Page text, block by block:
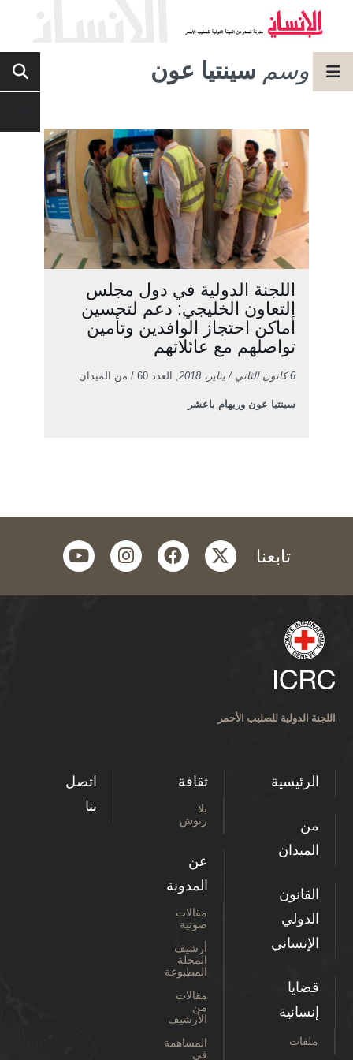
وسم سينتيا عون
اللجنة الدولية في دول مجلس
التعاون الخليجي: دعم لتحسين
أماكن احتجاز الوافدين وتأمين
تواصلهم مع عائلاتهم
6 كانون الثاني / يناير، 2018 , العدد 60 / من الميدان
سينتيا عون وريهام باعشر
تابعنا twitter
facebook
instagram
youtube
اللجنة الدولية للصليب الأحمر
الرئيسية
من
الميدان
القانون
الدولي
الإنساني
قضايا
إنسانية
ملفات
ثقافة
بلا
رتوش
عن
المدونة
مقالات
صوتية
أرشيف
المجلة
المطبوعة
مقالات
من
الأرشيف
المساهمة
في
اتصل
بنا